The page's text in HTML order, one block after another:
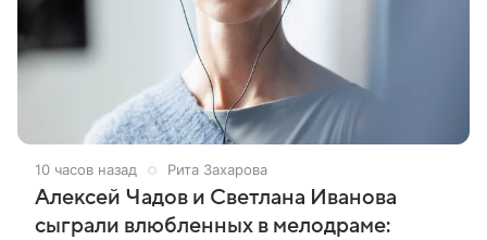
10 часов назад Рита Захарова
Алексей Чадов и Светлана Иванова
сыграли влюбленных в мелодраме: